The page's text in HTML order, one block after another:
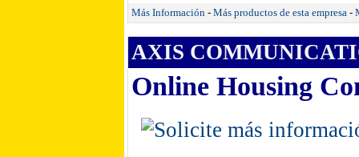
Más Información - Más productos de esta empresa -
AXIS
Online Housing